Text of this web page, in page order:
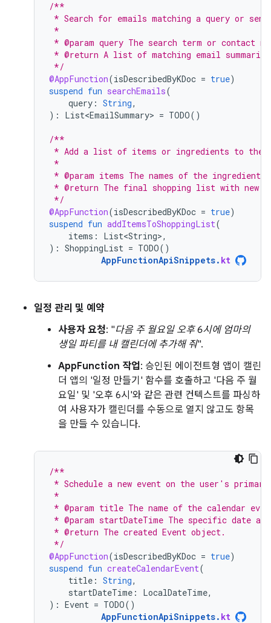
/**
* Search for emails matching a query or
*
* @param query The search term or
* @return A list of matching email
*/
@AppFunction(isDescribedByKDoc = true)
suspend fun searchEmails(
query : String,
):
List<EmailSummary> = TODO()
/**
* Add a list of items or ingredients to the
*
* @param items The names of the
* @return The final shopping list with new
*/
@AppFunction(isDescribedByKDoc = true)
suspend fun addItemsToShoppingList(
items : List<String>,
): ShoppingList = TODO()
AppFunctionApiSnippets. kt
일정 관리 및 예약
사용자 요청: "다음 주 월요일 오후 6시에 엄마의
생일 파티를 내 캘린더에 추가해 줘".
AppFunction 작업: 승인된 에이전트형 앱이 캘린
더 앱의 '일정 만들기' 함수를 호출하고 '다음 주 월
요일' 및 '오후 6시'와 같은 관련 컨텍스트를 파싱하
여 사용자가 캘린더를 수동으로 열지 않고도 항목
을 만들 수 있습니다.
/**
* Schedule a new event on the user's
*
* @param title The name of the calendar
* @param startDateTime The specific date
* @return The created Event object.
*/
@AppFunction(isDescribedByKDoc = true)
suspend fun createCalendarEvent(
title : String,
startDateTime : LocalDateTime,
): Event = TODO()
AppFunctionApiSnippets. kt